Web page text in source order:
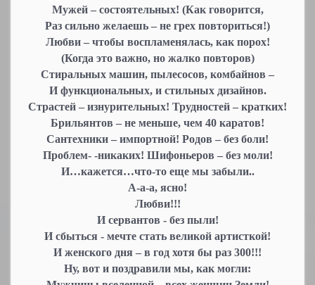
Мужей – состоятельных! (Как говорится,
Раз сильно желаешь – не грех повториться!)
Любви – чтобы воспламенялась, как порох!
(Когда это важно, но жалко повторов)
Стиральных машин, пылесосов, комбайнов –
И функциональных, и стильных дизайнов.
Страстей – изнурительных! Трудностей – кратких!
Брильянтов – не меньше, чем 40 каратов!
Сантехники – импортной! Родов – без боли!
Проблем- -никаких! Шифоньеров – без моли!
И…кажется…что-то еще мы забыли..
А-а-а, ясно!
Любви!!!
И сервантов - без пыли!
И сбыться - мечте стать великой артисткой!
И женского дня – в год хотя бы раз 300!!!
Ну, вот и поздравили мы, как могли: